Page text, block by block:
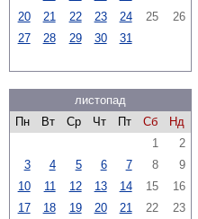
20
21 22 23 24 25
26
27
28 29 30 31
листопад
Пн
Вт Ср Чт Пт Сб
Нд
1
2
3
4 5 6 7 8
9
10
11 12 13 14 15
16
17
18 19 20 21 22
23